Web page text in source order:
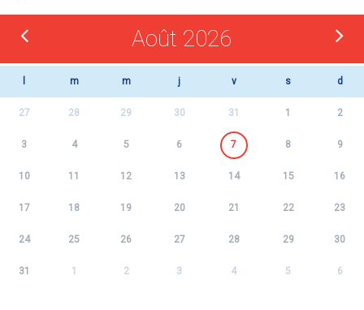
Août 2026
m m j v s d
27 28 29 30 31 1 2
3 4 5 6 7 8 9
10 11 12 13 14 15 16
17 18 19 20 21 22 23
24 25 26 27 28 29 30
31 1 2 3 4 5 6